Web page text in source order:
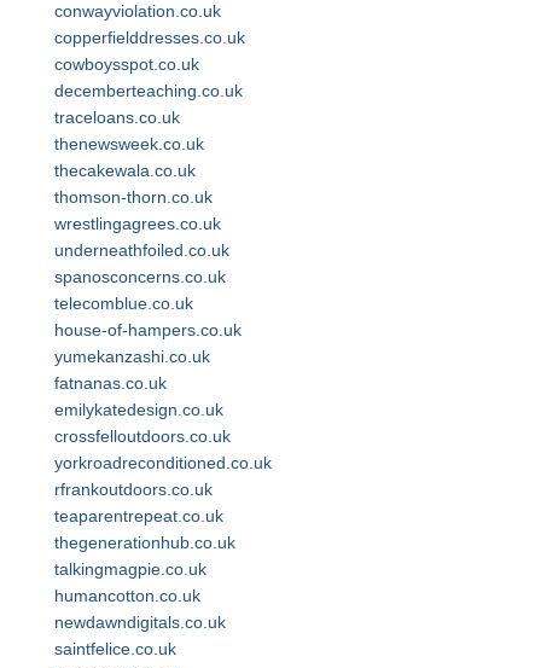
conwayviolation.co.uk
copperfielddresses.co.uk
cowboysspot.co.uk
decemberteaching.co.uk
traceloans.co.uk
thenewsweek.co.uk
thecakewala.co.uk
thomson-thorn.co.uk
wrestlingagrees.co.uk
underneathfoiled.co.uk
spanosconcerns.co.uk
telecomblue.co.uk
house-of-hampers.co.uk
yumekanzashi.co.uk
fatnanas.co.uk
emilykatedesign.co.uk
crossfelloutdoors.co.uk
yorkroadreconditioned.co.uk
rfrankoutdoors.co.uk
teaparentrepeat.co.uk
thegenerationhub.co.uk
talkingmagpie.co.uk
humancotton.co.uk
newdawndigitals.co.uk
saintfelice.co.uk